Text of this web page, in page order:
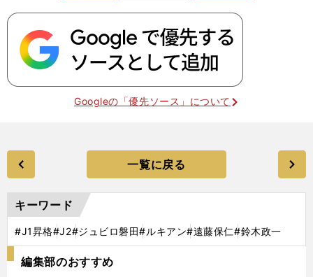
Googleの「優先ソース」について
一覧に戻る
キーワード
#J1昇格#J2#ジュビロ磐田#ルキアン#遠藤保仁#鈴木政一
編集部のおすすめ